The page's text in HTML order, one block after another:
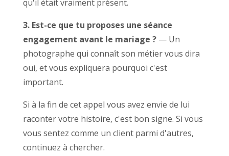
qu'il était vraiment présent.
3. Est-ce que tu proposes une séance
engagement avant le mariage ?— Un
photographe qui connaît son métier vous dira
oui, et vous expliquera pourquoi c'est
important.
Si à la fin de cet appel vous avez envie de lui
raconter votre histoire, c'est bon signe. Si vous
vous sentez comme un client parmi d'autres,
continuez à chercher.